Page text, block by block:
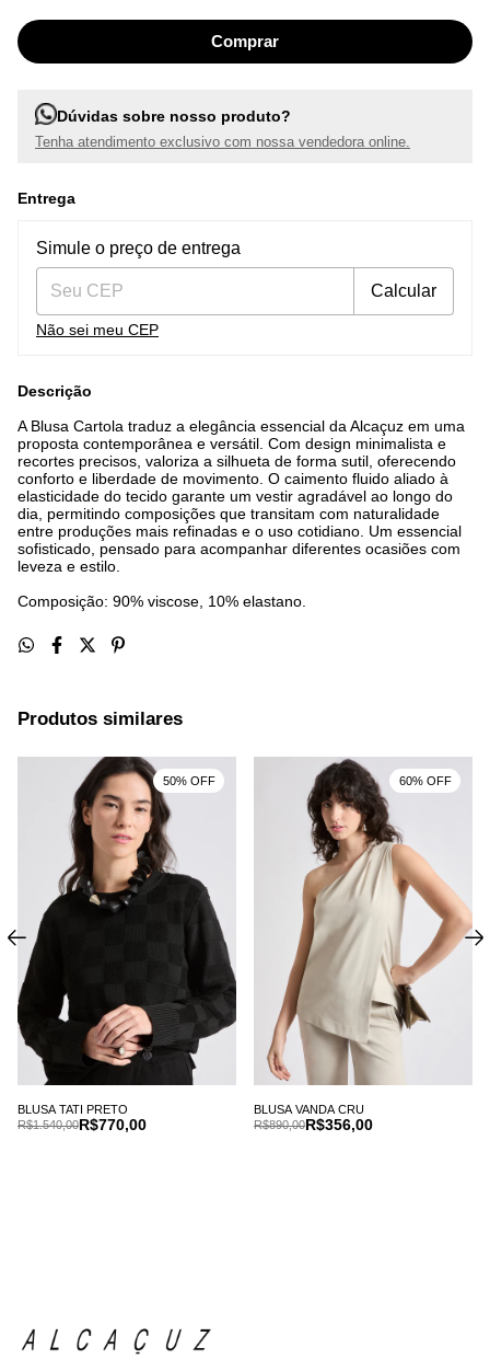
Dúvidas sobre nosso produto?
Tenha atendimento exclusivo com nossa vendedora online.
Entrega
Entregas para o CEP:
Simule o preço de entrega
Calcular
Não sei meu CEP
Descrição
A Blusa Cartola traduz a elegância essencial da Alcaçuz em uma
proposta contemporânea e versátil. Com design minimalista e
recortes precisos, valoriza a silhueta de forma sutil, oferecendo
conforto e liberdade de movimento. O caimento fluido aliado à
elasticidade do tecido garante um vestir agradável ao longo do
dia, permitindo composições que transitam com naturalidade
entre produções mais refinadas e o uso cotidiano. Um essencial
sofisticado, pensado para acompanhar diferentes ocasiões com
leveza e estilo.
Composição: 90% viscose, 10% elastano.
Produtos similares
BLUSA TATI PRETO
R$770,00
R$1.540,00
50% OFF
BLUSA VANDA CRU
R$356,00
R$890,00
60% OFF